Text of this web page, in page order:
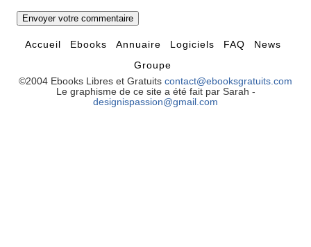
Accueil Ebooks Annuaire Logiciels FAQ
News
Groupe
©2004 Ebooks Libres et Gratuits contact@ebooksgratuits.com
Le graphisme de ce site a été fait par Sarah -
designispassion@gmail.com